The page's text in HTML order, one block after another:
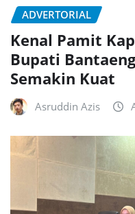
ADVERTORIAL
Kenal Pamit
Bupati
Semakin Kuat
Asruddin Azis